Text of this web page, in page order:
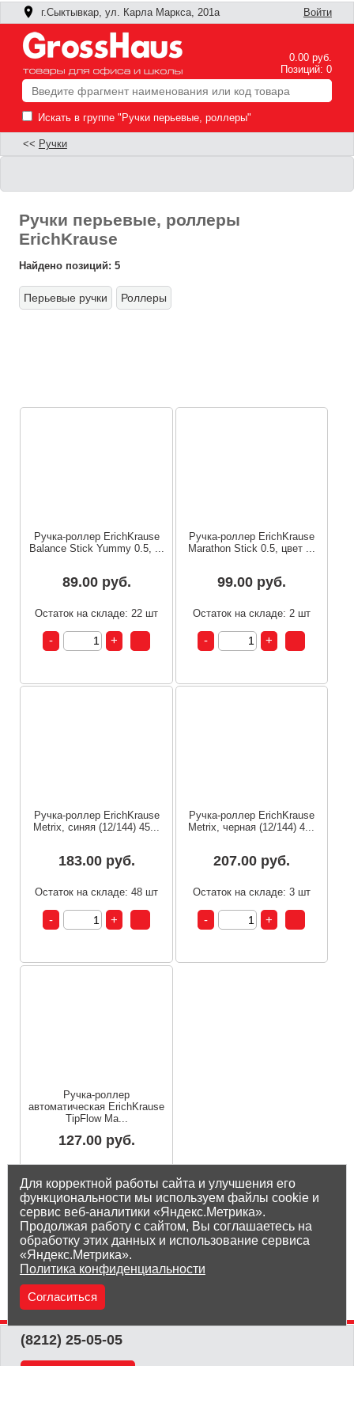
г.Сыктывкар, ул. Карла Маркса, 201а Войти
0.00 руб.
Позиций: 0
Искать в группе "Ручки перьевые, роллеры"
<< Ручки
Ручки перьевые, роллеры
ErichKrause
Найдено позиций: 5
Перьевые ручки Роллеры
Ручка-роллер ErichKrause
Balance Stick Yummy 0.5, ...
89.00 руб.
Остаток на складе: 22 шт
Ручка-роллер ErichKrause
Marathon Stick 0.5, цвет ...
99.00 руб.
Остаток на складе: 2 шт
Ручка-роллер ErichKrause
Metrix, синяя (12/144) 45...
183.00 руб.
Остаток на складе: 48 шт
Ручка-роллер ErichKrause
Metrix, черная (12/144) 4...
207.00 руб.
Остаток на складе: 3 шт
Ручка-роллер
автоматическая ErichKrause
TipFlow Ma...
127.00 руб.
Для корректной работы сайта и улучшения его
функциональности мы используем файлы cookie и
сервис веб-аналитики «Яндекс.Метрика».
Продолжая работу с сайтом, Вы соглашаетесь на
обработку этих данных и использование сервиса
«Яндекс.Метрика».
Политика конфиденциальности
Согласиться
(8212) 25-05-05